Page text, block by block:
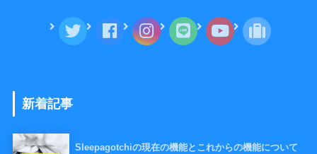
新着記事
Sleepagotchiの現在の機能とこれからの機能について